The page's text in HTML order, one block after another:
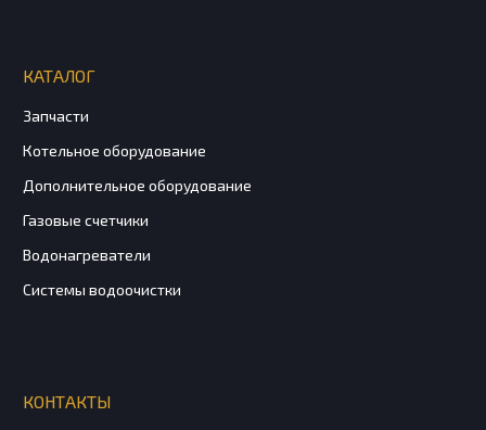
КАТАЛОГ
Запчасти
Котельное оборудование
Дополнительное оборудование
Газовые счетчики
Водонагреватели
Системы водоочистки
КОНТАКТЫ